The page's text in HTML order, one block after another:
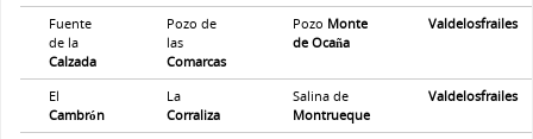
Fuente
de la
Calzada
Pozo de
las
Comarcas
Pozo Monte
de Ocaña
Valdelosfrailes
El
Cambrón
La
Corraliza
Salina de
Montrueque
Valdelosfrailes